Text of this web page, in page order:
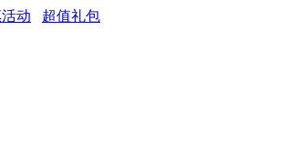
动
超值礼包